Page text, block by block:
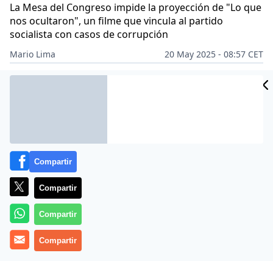
La Mesa del Congreso impide la proyección de "Lo que
nos ocultaron", un filme que vincula al partido
socialista con casos de corrupción
Mario Lima
20 May 2025 - 08:57 CET
Archivado en: GOBIERNO DE ESPAÑA
Compartir
Compartir
Compartir
Compartir